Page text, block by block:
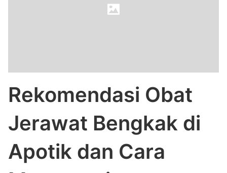
Rekomendasi Obat
Jerawat Bengkak di
Apotik dan Cara